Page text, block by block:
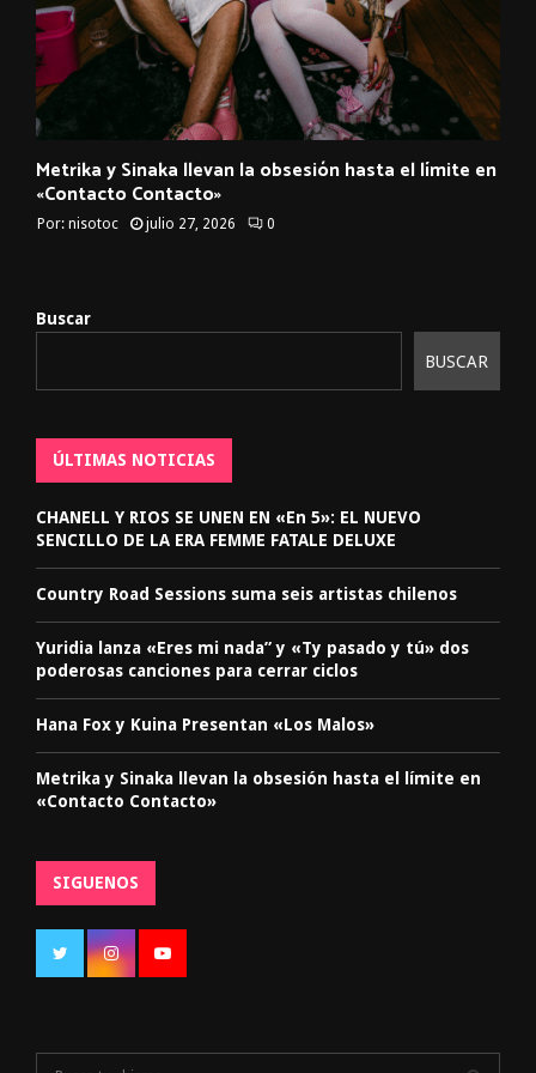
Metrika y Sinaka llevan la obsesión hasta el límite en
«Contacto Contacto»
Por: nisotoc julio 27, 2026 0
Buscar
BUSCAR
ÚLTIMAS NOTICIAS
CHANELL Y RIOS SE UNEN EN «En 5»: EL NUEVO
SENCILLO DE LA ERA FEMME FATALE DELUXE
Country Road Sessions suma seis artistas chilenos
Yuridia lanza «Eres mi nada” y «Ty pasado y tú» dos
poderosas canciones para cerrar ciclos
Hana Fox y Kuina Presentan «Los Malos»
Metrika y Sinaka llevan la obsesión hasta el límite en
«Contacto Contacto»
SIGUENOS